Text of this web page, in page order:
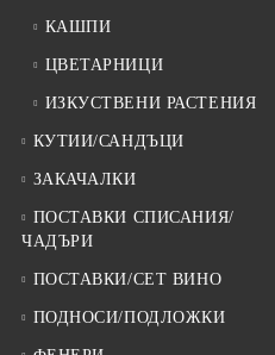
КАШПИ
ЦВЕТАРНИЦИ
ИЗКУСТВЕНИ РАСТЕНИЯ
КУТИИ/САНДЪЦИ
ЗАКАЧАЛКИ
ПОСТАВКИ СПИСАНИЯ/
ЧАДЪРИ
ПОСТАВКИ/СЕТ ВИНО
ПОДНОСИ/ПОДЛОЖКИ